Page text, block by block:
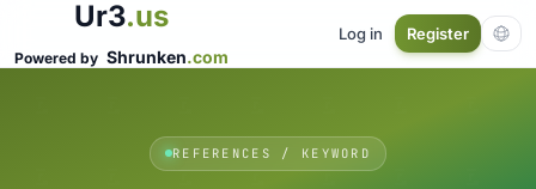
Ur3.us
Powered by Shrunken.com
Log in Register
REFERENCES / KEYWORD